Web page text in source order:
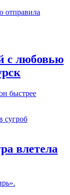
с любовью
быстрее
влетела